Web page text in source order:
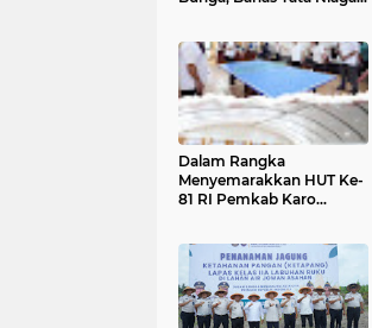
Dalam Rangka
Menyemarakkan HUT Ke-
81 RI Pemkab Karo